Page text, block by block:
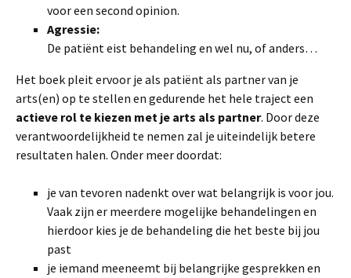
voor een second opinion.
Agressie:
De patiënt eist behandeling en wel nu, of anders…
Het boek pleit ervoor je als patiënt als partner van je
arts(en) op te stellen en gedurende het hele traject een
actieve rol te kiezen met je arts als partner. Door deze
verantwoordelijkheid te nemen zal je uiteindelijk betere
resultaten halen. Onder meer doordat:
je van tevoren nadenkt over wat belangrijk is voor jou.
Vaak zijn er meerdere mogelijke behandelingen en
hierdoor kies je de behandeling die het beste bij jou
past
je iemand meeneemt bij belangrijke gesprekken en